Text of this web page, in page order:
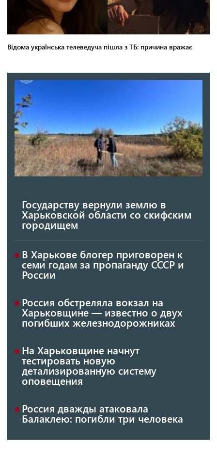
Государству вернули землю в
Харьковской области со скифским
городищем
В Харькове блогер приговорен к
семи годам за пропаганду СССР и
России
Россия обстреляла вокзал на
Харьковщине — известно о двух
погибших железнодорожниках
На Харьковщине начнут
тестировать новую
детализированную систему
оповещения
Россия дважды атаковала
Балаклею: погибли три человека